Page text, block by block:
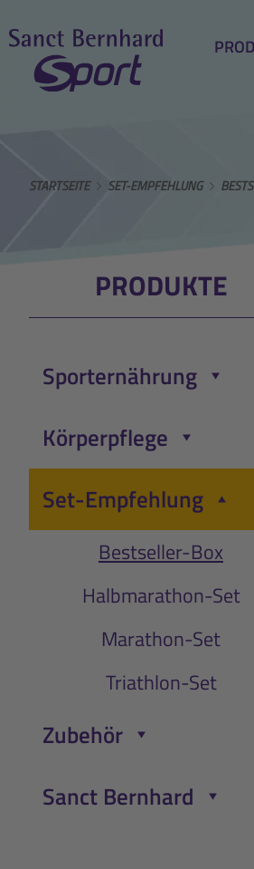
STARTSEITE SET-EMPFEHLUNG
PRODUKTE
Sporternährung
Körperpflege Menü
Set-Empfehlung
Bestseller-Box
Halbmarathon-Set
Marathon-Set
Triathlon-Set
Zubehör Menü öffnen/
Sanct Bernhard